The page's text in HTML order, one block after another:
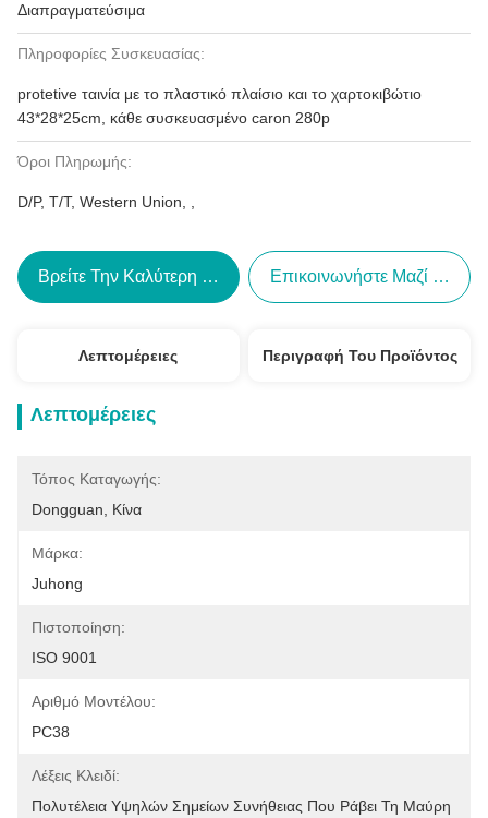
Διαπραγματεύσιμα
Πληροφορίες Συσκευασίας:
protetive ταινία με το πλαστικό πλαίσιο και το χαρτοκιβώτιο
43*28*25cm, κάθε συσκευασμένο caron 280p
Όροι Πληρωμής:
D/P, T/T, Western Union, ,
Βρείτε Την Καλύτερη Τιμή Επικοινωνήστε Μαζί Μας
Λεπτομέρειες Περιγραφή Του Προϊόντος
Λεπτομέρειες
Τόπος Καταγωγής:
Dongguan, Κίνα
Μάρκα:
Juhong
Πιστοποίηση:
ISO 9001
Αριθμό Μοντέλου:
PC38
Λέξεις Κλειδί:
Πολυτέλεια Υψηλών Σημείων Συνήθειας Που Ράβει Τη Μαύρη